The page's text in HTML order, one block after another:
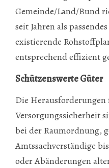
Gemeinde/Land/Bund
seit Jahren als
existierende
entsprechend effizient
Schützenswerte Güter
Die Herausforderungen
Versorgungssicherheit
bei der Raumordnung,
Amtssachverständige
oder Abänderungen